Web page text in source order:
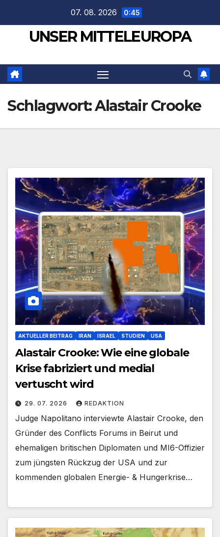
springen
07. 08. 2026 0:45
UNSER MITTELEUROPA
Schlagwort:Alastair Crooke
AKTUELLER BEITRAG IRAN ISRAEL STUDIEN USA
Alastair Crooke: Wie eine globale
Krise fabriziert und medial
vertuscht wird
29. 07. 2026 REDAKTION
Judge Napolitano interviewte Alastair Crooke, den
Gründer des Conflicts Forums in Beirut und
ehemaligen britischen Diplomaten und MI6-Offizier
zum jüngsten Rückzug der USA und zur
kommenden globalen Energie- & Hungerkrise…